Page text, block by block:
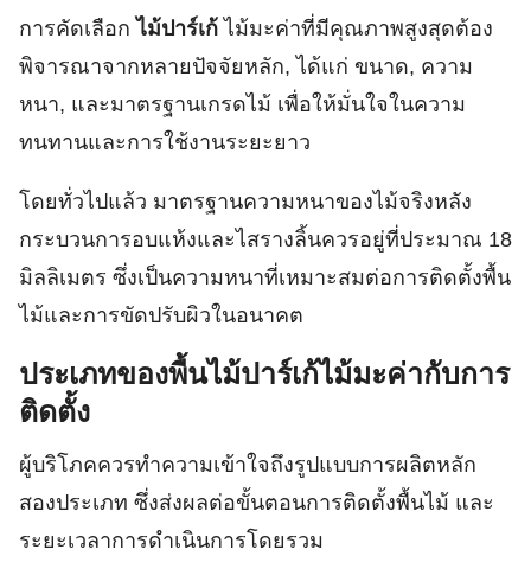
การคัดเลือก ไม้ปาร์เก้ ไม้มะค่าที่มีคุณภาพสูงสุดต้อง
พิจารณาจากหลายปัจจัยหลัก, ได้แก่ ขนาด, ความ
หนา, และมาตรฐานเกรดไม้ เพื่อให้มั่นใจในความ
ทนทานและการใช้งานระยะยาว
โดยทั่วไปแล้ว มาตรฐานความหนาของไม้จริงหลัง
กระบวนการอบแห้งและไสรางลิ้นควรอยู่ที่ประมาณ 18
มิลลิเมตร ซึ่งเป็นความหนาที่เหมาะสมต่อการติดตั้งพื้น
ไม้และการขัดปรับผิวในอนาคต
ประเภทของพื้นไม้ปาร์เก้ไม้มะค่ากับการ
ติดตั้ง
ผู้บริโภคควรทำความเข้าใจถึงรูปแบบการผลิตหลัก
สองประเภท ซึ่งส่งผลต่อขั้นตอนการติดตั้งพื้นไม้ และ
ระยะเวลาการดำเนินการโดยรวม